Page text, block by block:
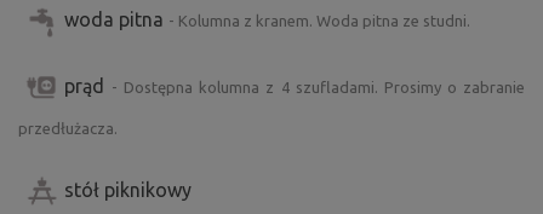
woda pitna - Kolumna z kranem. Woda pitna ze studni.
prąd - Dostępna kolumna z 4 szufladami. Prosimy o zabranie
przedłużacza.
stół piknikowy